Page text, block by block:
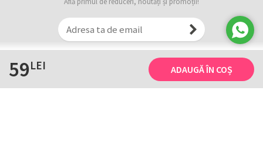
59LEI ADAUGĂ ÎN COȘ
Tricourile noastre